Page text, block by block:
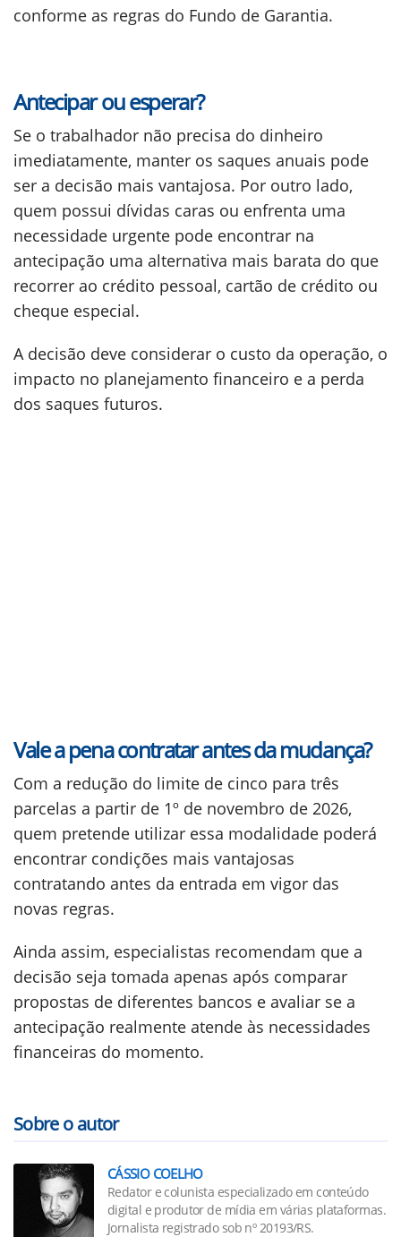
conforme as regras do Fundo de Garantia.
Antecipar ou esperar?
Se o trabalhador não precisa do dinheiro
imediatamente, manter os saques anuais pode
ser a decisão mais vantajosa. Por outro lado,
quem possui dívidas caras ou enfrenta uma
necessidade urgente pode encontrar na
antecipação uma alternativa mais barata do que
recorrer ao crédito pessoal, cartão de crédito ou
cheque especial.
A decisão deve considerar o custo da operação, o
impacto no planejamento financeiro e a perda
dos saques futuros.
Vale a pena contratar antes da mudança?
Com a redução do limite de cinco para três
parcelas a partir de 1º de novembro de 2026,
quem pretende utilizar essa modalidade poderá
encontrar condições mais vantajosas
contratando antes da entrada em vigor das
novas regras.
Ainda assim, especialistas recomendam que a
decisão seja tomada apenas após comparar
propostas de diferentes bancos e avaliar se a
antecipação realmente atende às necessidades
financeiras do momento.
Sobre o autor
CÁSSIO COELHO
Redator e colunista especializado em conteúdo
digital e produtor de mídia em várias plataformas.
Jornalista registrado sob nº 20193/RS.